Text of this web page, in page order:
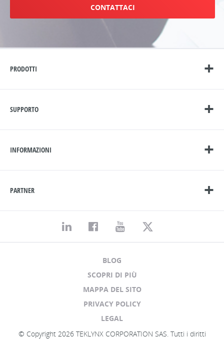
CONTATTACI
PRODOTTI
SUPPORTO
INFORMAZIONI
PARTNER
© Copyright 2026 TEKLYNX CORPORATION SAS. Tutti i diritti
BLOG
SCOPRI DI PIÙ
MAPPA DEL SITO
PRIVACY POLICY
LEGAL